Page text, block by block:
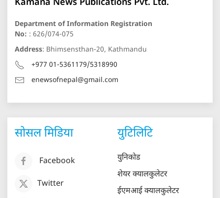
Kamana News Publications Pvt. Ltd.
Department of Information Registration
No: : 626/074-075
Address: Bhimsensthan-20, Kathmandu
+977 01-5361179/5318990
enewsofnepal@gmail.com
सोसल मिडिया
Facebook
Twitter
युटिलिटि
युनिकोड
शेयर क्यालकुलेटर
ईएमआई क्यालकुलेटर